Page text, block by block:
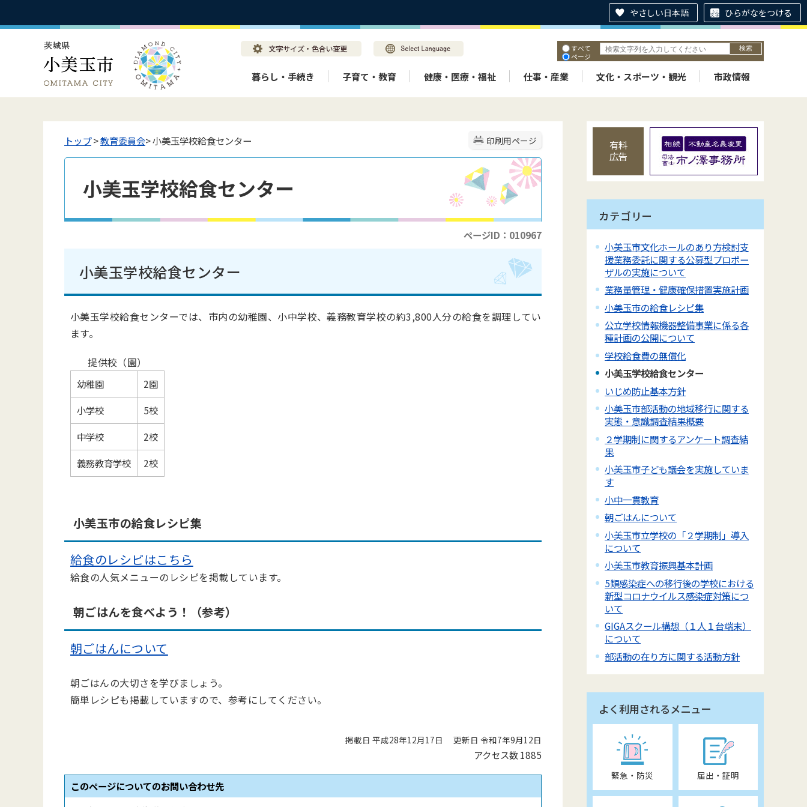
やさしい日本語 ひらがなをつける
すべて
ページ
暮らし・手続き 子育て・教育 健康・医療・福祉 仕事・産業 文化・スポーツ・観光 市政情報
印刷用ページ
トップ>教育委員会> 小美玉学校給食センター
小美玉学校給食センター
ページID：010967
小美玉学校給食センター
小美玉学校給食センターでは、市内の幼稚園、小中学校、義務教育学校の約3,800人分の給食を調理してい
ます。
提供校（園）
幼稚園
2園
小学校
5校
中学校
2校
義務教育学校
2校
小美玉市の給食レシピ集
給食のレシピはこちら
給食の人気メニューのレシピを掲載しています。
朝ごはんを食べよう！（参考）
朝ごはんについて
朝ごはんの大切さを学びましょう。
簡単レシピも掲載していますので、参考にしてください。
掲載日 平成28年12月17日 更新日 令和7年9月12日
アクセス数1885
このページについてのお問い合わせ先
有料
広告
カテゴリー
小美玉市文化ホールのあり方検討支
援業務委託に関する公募型プロポー
ザルの実施について
業務量管理・健康確保措置実施計画
小美玉市の給食レシピ集
公立学校情報機器整備事業に係る各
種計画の公開について
学校給食費の無償化
小美玉学校給食センター
いじめ防止基本方針
小美玉市部活動の地域移行に関する
実態・意識調査結果概要
２学期制に関するアンケート調査結
果
小美玉市子ども議会を実施していま
す
小中一貫教育
朝ごはんについて
小美玉市立学校の「２学期制」導入
について
小美玉市教育振興基本計画
5類感染症への移行後の学校における
新型コロナウイルス感染症対策につ
いて
GIGAスクール構想（１人１台端末）
について
部活動の在り方に関する活動方針
よく利用されるメニュー
緊急・防災 届出・証明